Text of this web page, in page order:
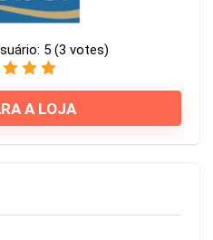
5 (3 votes)
A LOJA